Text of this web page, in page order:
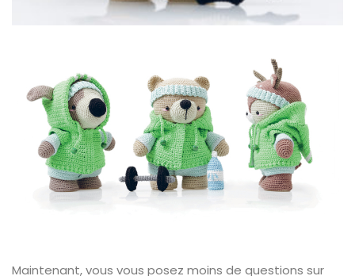
Maintenant, vous vous posez moins de questions sur